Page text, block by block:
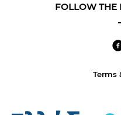
FOLLOW THE
Terms